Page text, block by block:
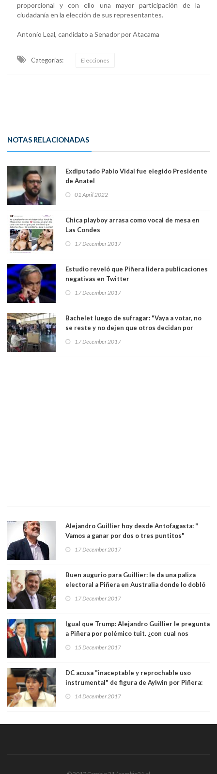
proporcional y con ello una mayor participación de la
ciudadanía en la elección de sus representantes.
Antonio Leal, candidato a Senador por Atacama
Categorias: Elecciones
NOTAS RELACIONADAS
Exdiputado Pablo Vidal fue elegido Presidente
de Anatel
01 April 2022
Chica playboy arrasa como vocal de mesa en
Las Condes
17 December 2017
Estudio reveló que Piñera lidera publicaciones
negativas en Twitter
17 December 2017
Bachelet luego de sufragar: "Vaya a votar, no
se reste y no dejen que otros decidan por
17 December 2017
Alejandro Guillier hoy desde Antofagasta: "
Vamos a ganar por dos o tres puntitos"
17 December 2017
Buen augurio para Guillier: le da una paliza
electoral a Piñera en Australia donde lo dobló
17 December 2017
Igual que Trump: Alejandro Guillier le pregunta
a Piñera por polémico tuit. ¿con cual nos
15 December 2017
DC acusa "inaceptable y reprochable uso
instrumental" de figura de Aylwin por Piñera:
14 December 2017